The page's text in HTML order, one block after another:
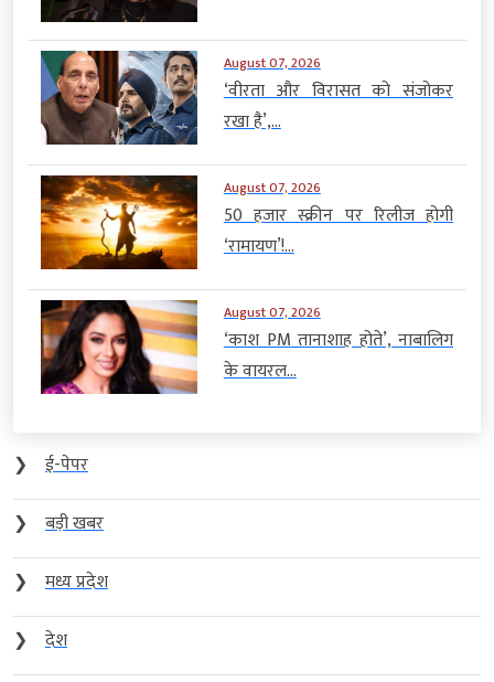
August 07, 2026
‘वीरता और विरासत को संजोकर
रखा है’,...
August 07, 2026
50 हजार स्क्रीन पर रिलीज होगी
‘रामायण’!...
August 07, 2026
‘काश PM तानाशाह होते’, नाबालिग
के वायरल...
❯
ई-पेपर
❯
बड़ी खबर
❯
मध्य प्रदेश
❯
देश